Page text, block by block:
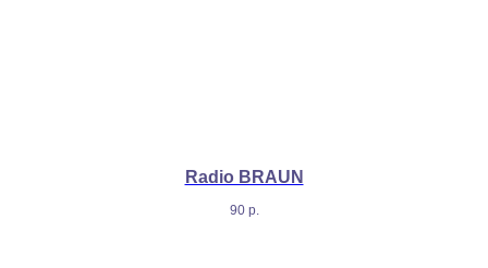
Radio BRAUN
90 р.